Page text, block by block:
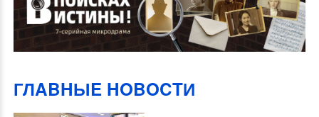
ГЛABHЫE HOBOCTИ